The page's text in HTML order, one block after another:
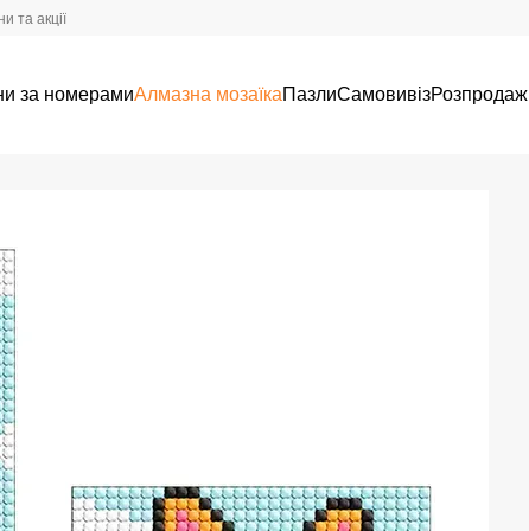
та акції
за номерамиАлмазна мозаїкаПазлиСамовивізРозпродаж